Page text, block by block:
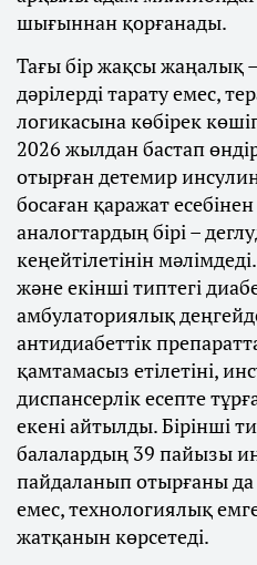
шығыннан қорғанады.
Тағы бір жақсы жаңалық
дәрілерді тарату емес,
логикасына көбірек
2026 жылдан бастап
отырған детемир
босаған қаражат
аналогтардың бірі –
кеңейтілетінін
және екінші типтегі
амбулаториялық
антидиабеттік
қамтамасыз етілетіні,
диспансерлік есепте
екені айтылды. Бірінші
балалардың 39 пайызы
пайдаланып отырғаны
емес, технологиялық
жатқанын көрсетеді.